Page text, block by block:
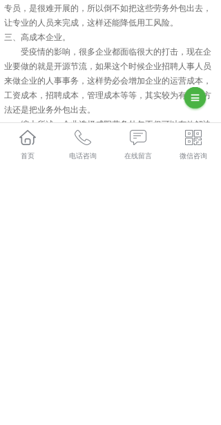
专员，是很难开展的，所以倒不如把这些劳务外包出去，
让专业的人员来完成，这样还能降低用工风险。
三、高成本企业。
受疫情的影响，很多企业都面临很大的打击，现在企
业要做的就是开源节流，如果这个时候企业招聘人事人员
来做企业的人事事务，这样势必会增加企业的运营成本，
工资成本，招聘成本，管理成本等等，其实较为有效的方
法还是把业务外包出去。
综上所述，企业选择咸阳劳务外包不仅可以有效解决
企业人力资部门各种问题，同时也为企业节约人力和时间
成本，有助于企业在主营业务上取得更大的突破。
首页 电话咨询 在线留言 微信咨询